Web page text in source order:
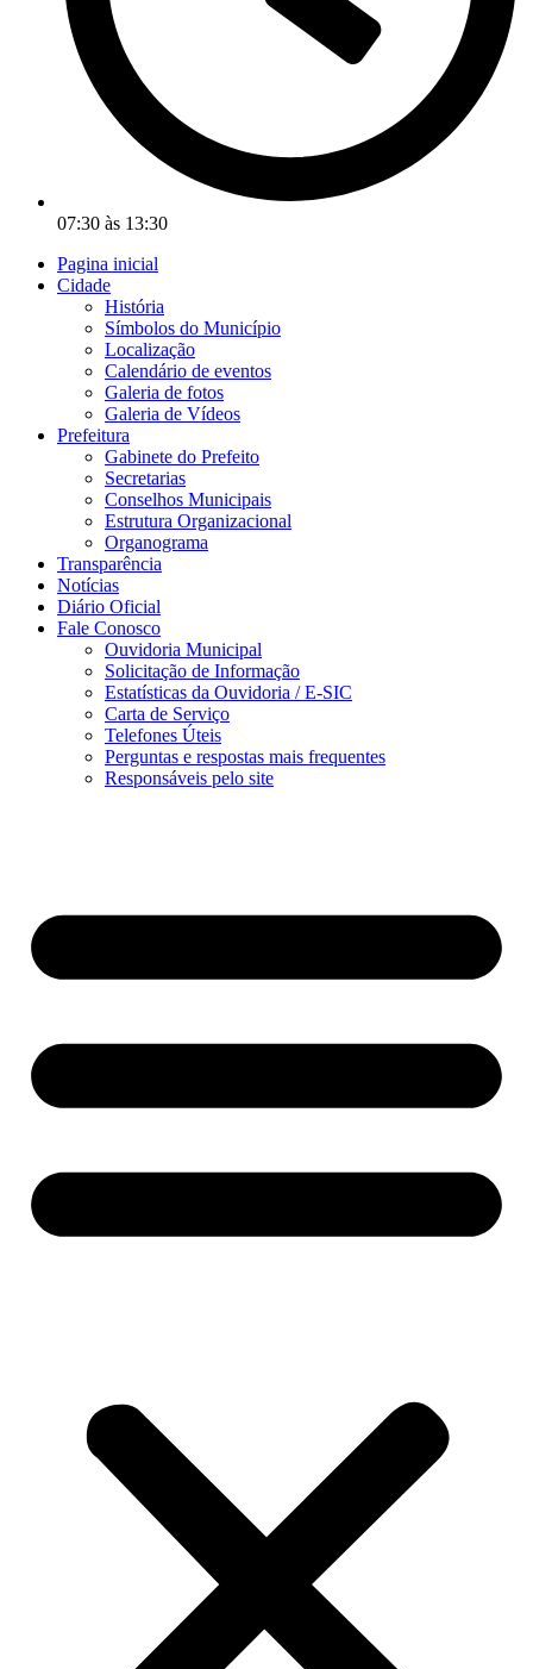
07:30 às 13:30
Pagina inicial
Cidade
História
Símbolos do Município
Localização
Calendário de eventos
Galeria de fotos
Galeria de Vídeos
Prefeitura
Gabinete do Prefeito
Secretarias
Conselhos Municipais
Estrutura Organizacional
Organograma
Transparência
Notícias
Diário Oficial
Fale Conosco
Ouvidoria Municipal
Solicitação de Informação
Estatísticas da Ouvidoria / E-SIC
Carta de Serviço
Telefones Úteis
Perguntas e respostas mais frequentes
Responsáveis pelo site